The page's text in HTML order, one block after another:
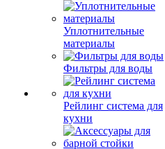
Уплотнительные
материалы
Фильтры для воды
Рейлинг система для
кухни